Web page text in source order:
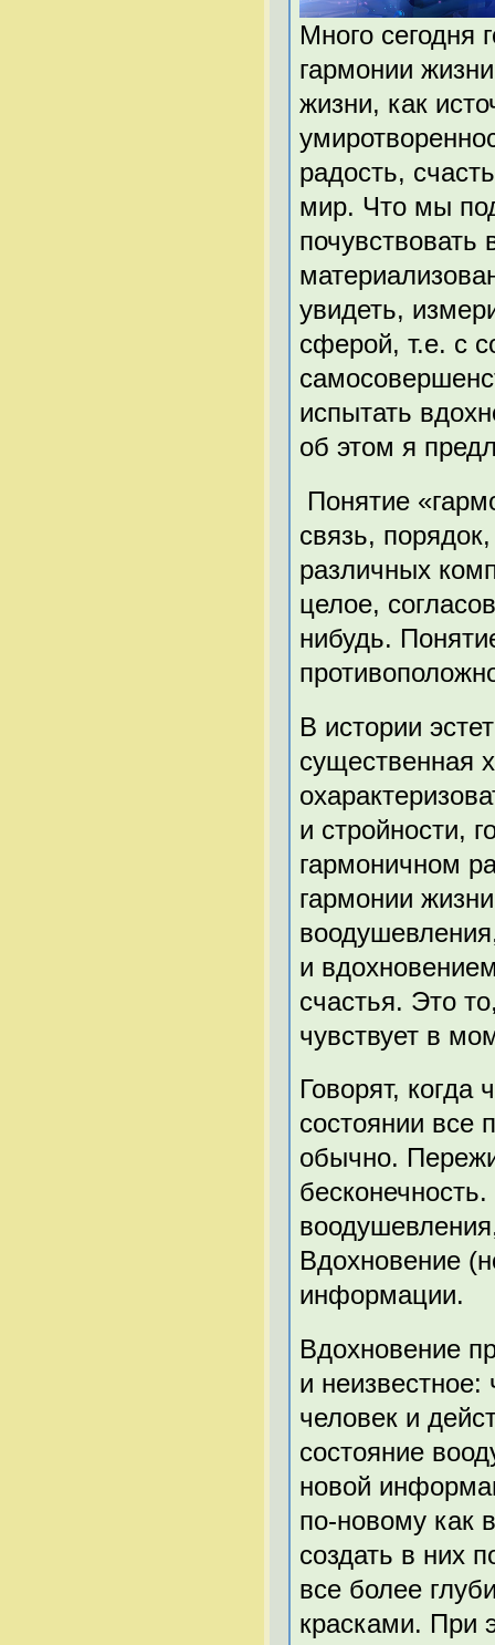
Много сегодня
гармонии
жизни, как
радость,
мир. Что мы
почувствовать
увидеть,
сферой, т.е. с
испытать
об этом я
Понятие
связь,
различных
целое,
нибудь.
В истории
существенная
и стройности,
гармоничном
гармонии
и
счастья. Это
чувствует в
Говорят, когда
состоянии все
обычно.
Вдохновение
информации.
Вдохновение
и неизвестное:
человек и
состояние
новой
по-новому как
создать в них
все более
красками. При